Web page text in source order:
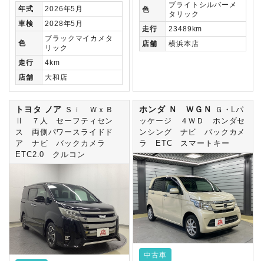
年式
2026年5月
車検
2028年5月
色
ブラックマイカメタ
リック
走行
4km
店舗
大和店
色
ブライトシルバーメ
タリック
走行
23489km
店舗
横浜本店
トヨタ ノア
Ｓｉ ＷｘＢ
Ⅱ ７人 セーフティセン
ス 両側パワースライドド
ア ナビ バックカメラ
ETC2.0 クルコン
ホンダ Ｎ ＷＧＮ
Ｇ・Lパ
ッケージ ４ＷＤ ホンダセ
ンシング ナビ バックカメ
ラ ETC スマートキー
中古車